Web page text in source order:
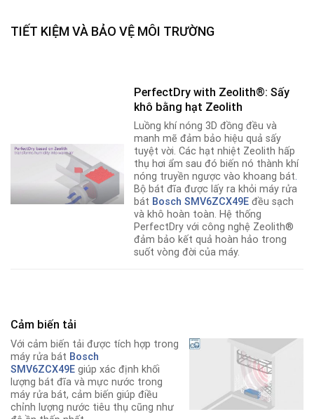
TIẾT KIỆM VÀ BẢO VỆ MÔI TRƯỜNG
PerfectDry with Zeolith®: Sấy
khô bằng hạt Zeolith
Luồng khí nóng 3D đồng đều và
manh mẽ đảm bảo hiệu quả sấy
tuyệt vời. Các hạt nhiệt Zeolith hấp
thụ hơi ẩm sau đó biến nó thành khí
nóng truyền ngược vào khoang bát.
Bộ bát đĩa được lấy ra khỏi máy rửa
bát Bosch SMV6ZCX49E đều sạch
và khô hoàn toàn. Hệ thống
PerfectDry với công nghệ Zeolith®
đảm bảo kết quả hoàn hảo trong
suốt vòng đời của máy.
Cảm biến tải
Với cảm biến tải được tích hợp trong
máy rửa bát Bosch
SMV6ZCX49E giúp xác định khối
lượng bát đĩa và mực nước trong
máy rửa bát, cảm biến giúp điều
chỉnh lượng nước tiêu thụ cũng như